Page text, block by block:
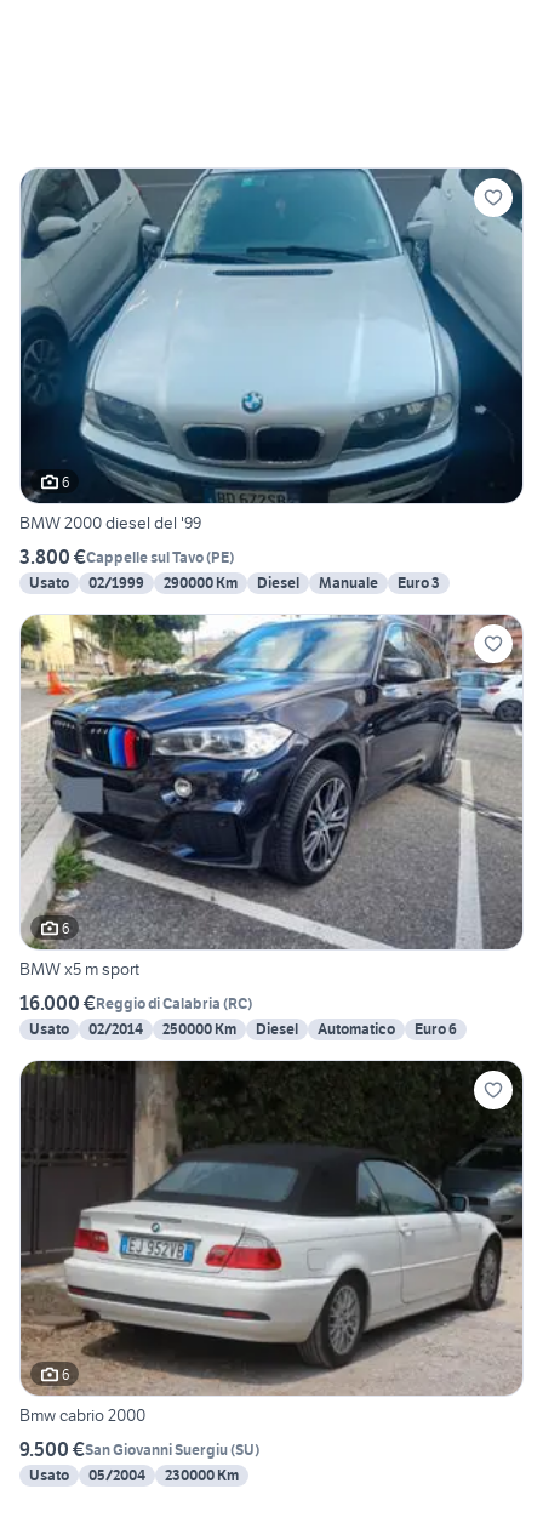
6
BMW 2000 diesel del '99
3.800 €Cappelle sul Tavo(PE)
Usato
02/1999 290000 Km Diesel Manuale Euro 3
6
BMW x5 m sport
16.000 €Reggio di Calabria (RC)
Usato
02/2014 250000 Km Diesel Automatico Euro 6
6
Bmw cabrio 2000
9.500 €San Giovanni Suergiu(SU)
Usato
05/2004 230000 Km